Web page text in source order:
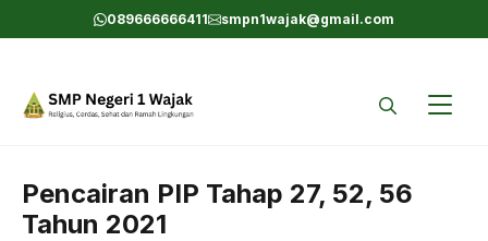
to
089666666411 smpn1wajak@gmail.com
Pencairan PIP Tahap 27, 52, 56
Tahun 2021